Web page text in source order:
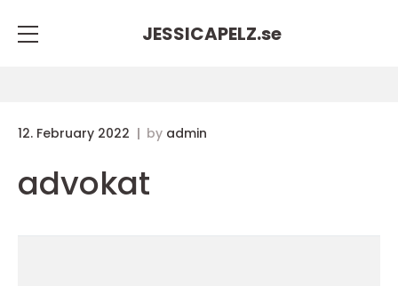
JESSICAPELZ.se
12. February 2022 by admin
advokat